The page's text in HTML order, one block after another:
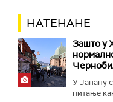
НАТЕНАНЕ
Зашто у
У Јапану
питање